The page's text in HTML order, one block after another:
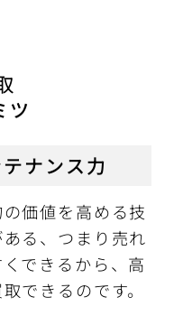
ツ
ナンス力
価値を高める技
る、つまり売れ
できるから、高
できるのです。